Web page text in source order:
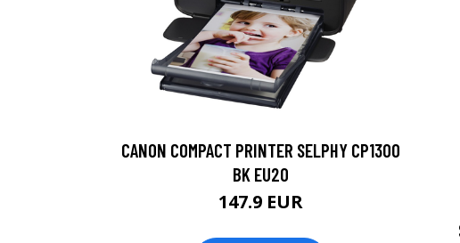
CANON COMPACT PRINTER SELPHY CP1300
BK EU20
147.9 EUR